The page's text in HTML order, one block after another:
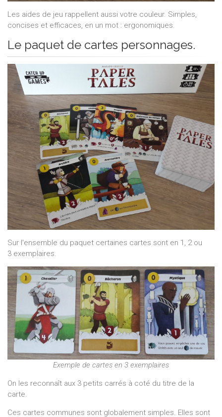
Les aides de jeu rappellent aussi votre couleur. Simples,
concises et efficaces, en un mot : ergonomiques.
Le paquet de cartes personnages.
Sur l'ensemble du paquet certaines cartes sont en 1, 2 ou
3 exemplaires.
Exemple de cartes en 3 exemplaires
On les reconnaît aux 3 petits carrés à coté du titre de la
carte.
Ces cartes communes sont globalement simples. Elles sont